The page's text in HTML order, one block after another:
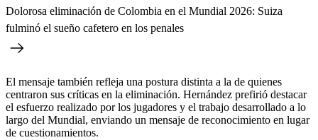
Dolorosa eliminación de Colombia en el Mundial 2026: Suiza
fulminó el sueño cafetero en los penales
El mensaje también refleja una postura distinta a la de quienes
centraron sus críticas en la eliminación. Hernández prefirió destacar
el esfuerzo realizado por los jugadores y el trabajo desarrollado a lo
largo del Mundial, enviando un mensaje de reconocimiento en lugar
de cuestionamientos.